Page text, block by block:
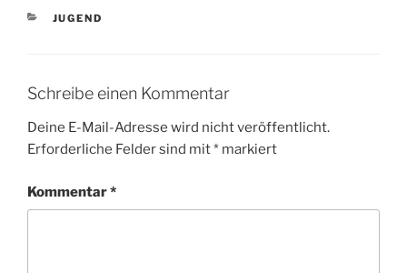
KATEGORIEN
JUGEND
Schreibe einen Kommentar
Deine E-Mail-Adresse wird nicht veröffentlicht.
Erforderliche Felder sind mit* markiert
Kommentar*